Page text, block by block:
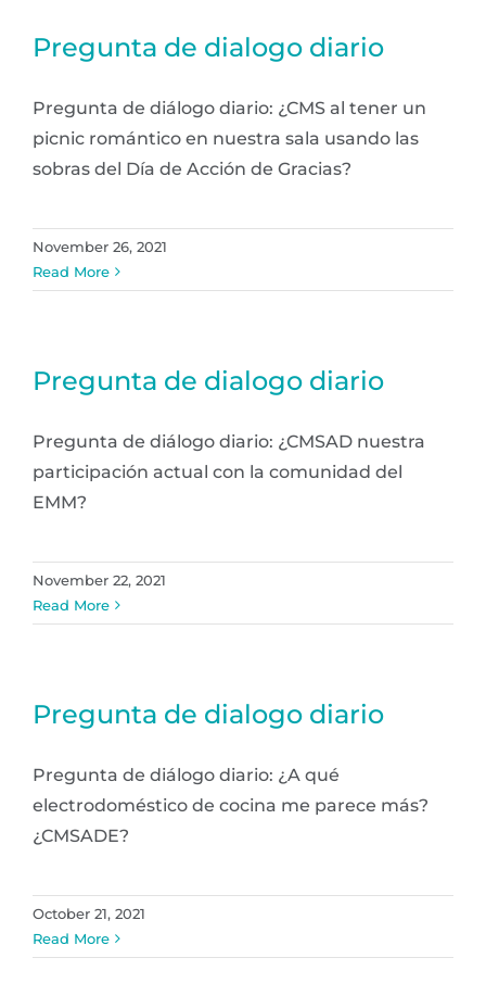
Pregunta de dialogo diario
Pregunta de diálogo diario: ¿CMS al tener un
picnic romántico en nuestra sala usando las
sobras del Día de Acción de Gracias?
November 26, 2021
Read More
Pregunta de dialogo diario
Pregunta de diálogo diario: ¿CMSAD nuestra
participación actual con la comunidad del
EMM?
November 22, 2021
Read More
Pregunta de dialogo diario
Pregunta de diálogo diario: ¿A qué
electrodoméstico de cocina me parece más?
¿CMSADE?
October 21, 2021
Read More